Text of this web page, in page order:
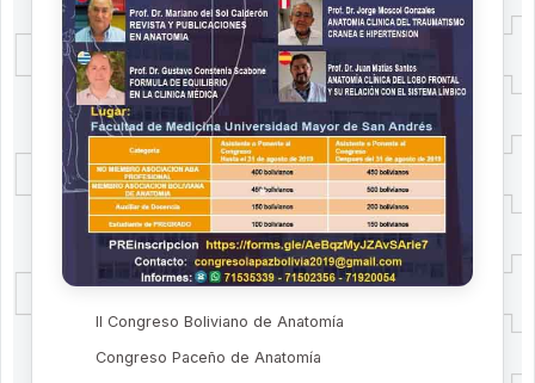
II Congreso Boliviano de Anatomía
Congreso Paceño de Anatomía